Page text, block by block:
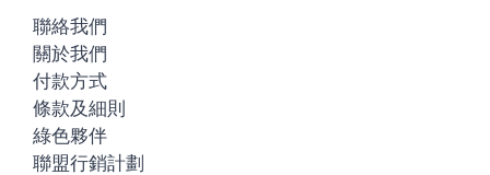
聯絡我們
關於我們
付款方式
條款及細則
綠色夥伴
聯盟行銷計劃